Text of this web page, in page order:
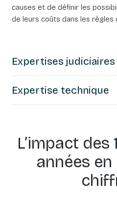
causes et de définir les
de leurs coûts dans les règles
Expertises judiciaires
Expertise technique
L’impact des
années